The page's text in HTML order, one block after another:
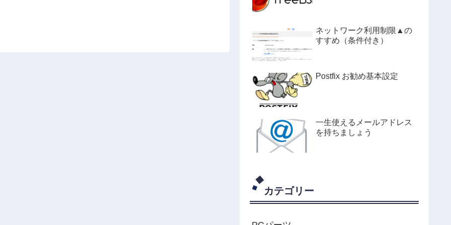
ネットワーク利用制限▲の
すすめ（条件付き）
Postfix お勧め基本設定
一生使えるメールアドレス
を持ちましょう
カテゴリー